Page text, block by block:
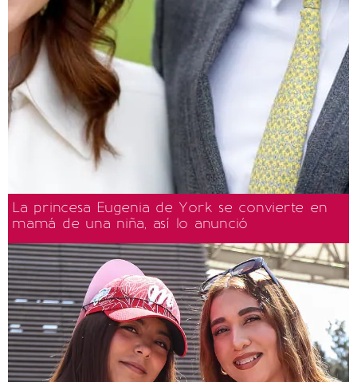
La princesa Eugenia de York se convierte en
mamá de una niña, así lo anunció